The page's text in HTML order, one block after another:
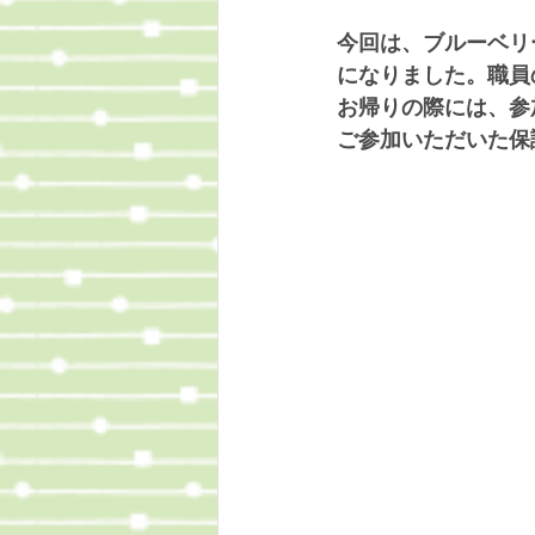
今回は、ブルーベ
になりました。職
お帰りの際には、
ご参加いただいた